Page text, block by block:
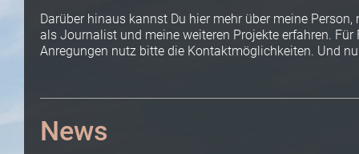
Darüber hinaus kannst Du hier mehr über meine Person,
als Journalist und meine weiteren Projekte erfahren. Für
Anregungen nutz bitte die Kontaktmöglichkeiten. Und
News